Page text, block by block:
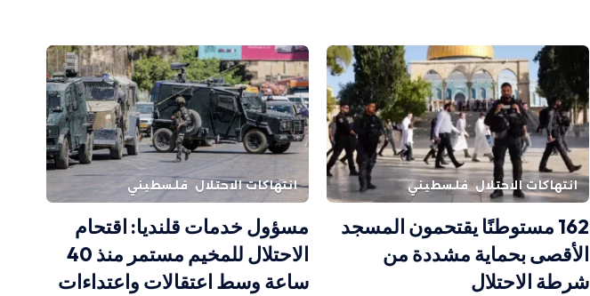
انتهاكات الاحتلال فلسطيني
162 مستوطنًا يقتحمون المسجد
الأقصى بحماية مشددة من
شرطة الاحتلال
انتهاكات الاحتلال فلسطيني
مسؤول خدمات قلنديا: اقتحام
الاحتلال للمخيم مستمر منذ 40
ساعة وسط اعتقالات واعتداءات